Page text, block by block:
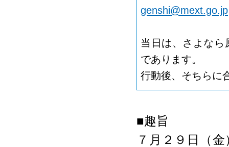
genshi@mext.go.jp
当日は、さよな
であります。
行動後、そちらに
■趣旨
７月２９日（